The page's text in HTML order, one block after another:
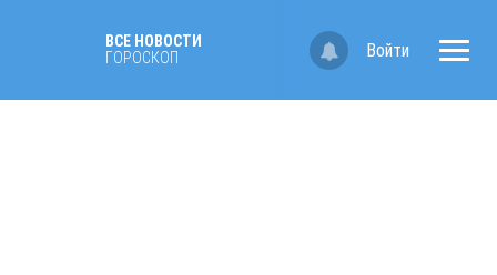
ВСЕ НОВОСТИ
ГОРОСКОП
Войти